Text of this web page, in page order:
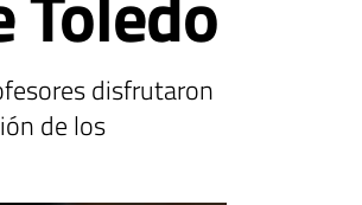
disfrutaron
de los